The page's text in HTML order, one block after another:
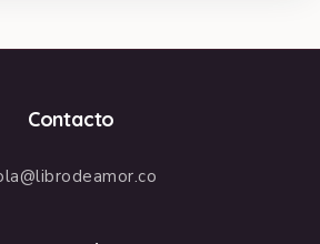
Contacto